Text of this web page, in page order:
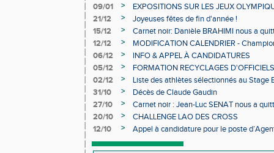
09/01
>
EXPOSITIONS SUR LES JEUX
21/12
>
Joyeuses fêtes de fin d'année !
15/12
>
Carnet noir: Danièle BRAHIMI nous a
12/12
>
MODIFICATION CALENDRIER -
06/12
>
INFO & APPEL À CANDIDATURES
05/12
>
FORMATION RECYCLAGES D'OFFICIELS
02/12
>
Liste des athlètes sélectionnés au Stage
31/10
>
Décès de Claude Gaudin
27/10
>
Carnet noir : Jean-Luc SENAT nous a
20/10
>
CHALLENGE LAO DES CROSS
12/10
>
Appel à candidature pour le poste